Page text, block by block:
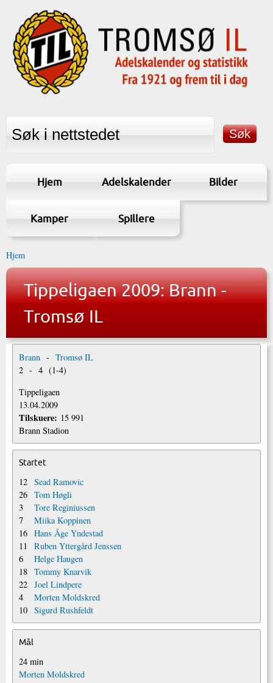
Hjem Adelskalender Bilder
Kamper Spillere
Hjem
Tippeligaen 2009: Brann -
Tromsø IL
Brann - Tromsø IL
2 - 4 (1-4)
Tippeligaen
13.04.2009
Tilskuere: 15 991
Brann Stadion
Startet
12 Sead Ramovic
26 Tom Høgli
3
Tore Reginiussen
7
Miika Koppinen
16 Hans Åge Yndestad
11
Ruben Yttergård Jenssen
6
Helge Haugen
18 Tommy Knarvik
22 Joel Lindpere
4
Morten Moldskred
10 Sigurd Rushfeldt
Mål
24 min
Morten Moldskred